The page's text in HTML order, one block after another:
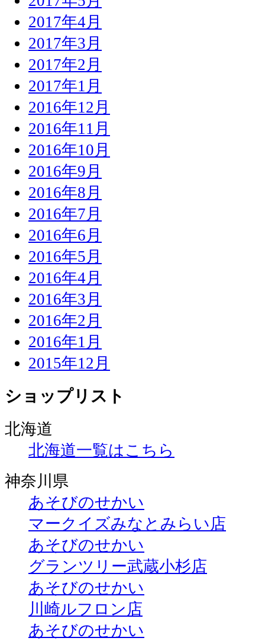
2017年4月
2017年3月
2017年2月
2017年1月
2016年12月
2016年11月
2016年10月
2016年9月
2016年8月
2016年7月
2016年6月
2016年5月
2016年4月
2016年3月
2016年2月
2016年1月
2015年12月
ショップリスト
北海道
北海道一覧はこちら
神奈川県
あそびのせかい
マークイズみなとみらい店
あそびのせかい
グランツリー武蔵小杉店
あそびのせかい
川崎ルフロン店
あそびのせかい